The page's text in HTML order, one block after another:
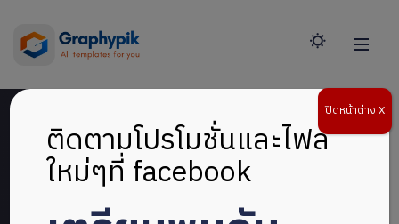
ติดตามโปรโมชั่นและไฟล์
ใหม่ๆที่ facebook
ปิดหน้าต่าง X